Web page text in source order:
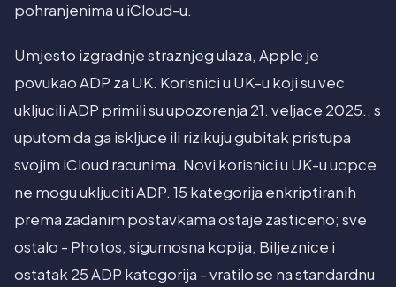
pohranjenima u iCloud-u.
Umjesto izgradnje straznjeg ulaza, Apple je
povukao ADP za UK. Korisnici u UK-u koji su vec
ukljucili ADP primili su upozorenja 21. veljace 2025., s
uputom da ga iskljuce ili rizikuju gubitak pristupa
svojim iCloud racunima. Novi korisnici u UK-u uopce
ne mogu ukljuciti ADP. 15 kategorija enkriptiranih
prema zadanim postavkama ostaje zasticeno; sve
ostalo - Photos, sigurnosna kopija, Biljeznice i
ostatak 25 ADP kategorija - vratilo se na standardnu